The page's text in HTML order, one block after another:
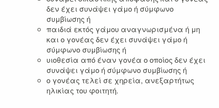
δεν έχει συνάψει γάμο ή σύμφωνο
συμβίωσης ή
παιδιά εκτός γάμου αναγνωρισμένα ή μη
και ο γονέας δεν έχει συνάψει γάμο ή
σύμφωνο συμβίωσης ή
υιοθεσία από έναν γονέα ο οποίος δεν έχει
συνάψει γάμο ή σύμφωνο συμβίωσης ή
ο γονέας τελεί σε χηρεία, ανεξαρτήτως
ηλικίας του φοιτητή.